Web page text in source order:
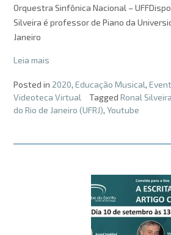
Orquestra Sinfônica Nacional –
Silveira é professor de Piano da
Janeiro
Leia mais
Posted in 2020, Educação Musical,
Videoteca Virtual
Tagged Ronal Silveira
do Rio de Janeiro (UFRJ), Youtube